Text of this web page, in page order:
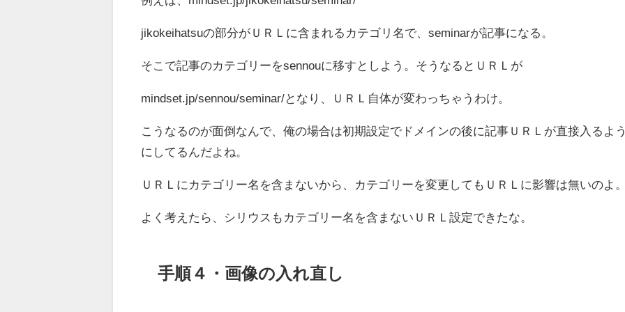
jikokeihatsuの部分がＵＲＬに含まれるカテゴリ名で、seminarが記事になる。
そこで記事のカテゴリーをsennouに移すとしよう。そうなるとＵＲＬが
mindset.jp/sennou/seminar/となり、ＵＲＬ自体が変わっちゃうわけ。
こうなるのが面倒なんで、俺の場合は初期設定でドメインの後に記事ＵＲＬが直接入るよ
にしてるんだよね。
ＵＲＬにカテゴリー名を含まないから、カテゴリーを変更してもＵＲＬに影響は無いのよ
よく考えたら、シリウスもカテゴリー名を含まないＵＲＬ設定できたな。
手順４・画像の入れ直し